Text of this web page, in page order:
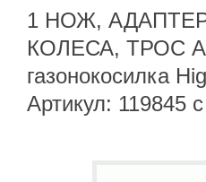
1 НОЖ,
КОЛЕСА, ТРОС
газонокосилка
Артикул: 119845